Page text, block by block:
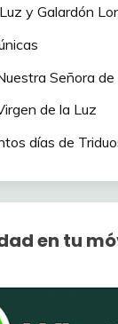
y Galardón
Señora
de la Luz
días de
en tu